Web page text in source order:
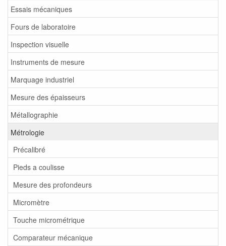
Essais mécaniques
Fours de laboratoire
Inspection visuelle
Instruments de mesure
Marquage industriel
Mesure des épaisseurs
Métallographie
Métrologie
Précalibré
Pieds a coulisse
Mesure des profondeurs
Micromètre
Touche micrométrique
Comparateur mécanique